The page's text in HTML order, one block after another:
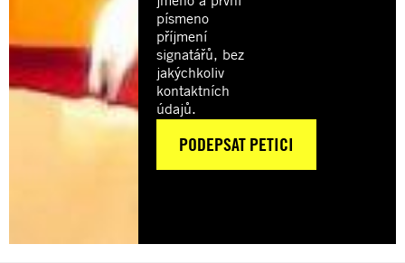
písmeno
příjmení
signatářů, bez
jakýchkoliv
kontaktních
údajů.